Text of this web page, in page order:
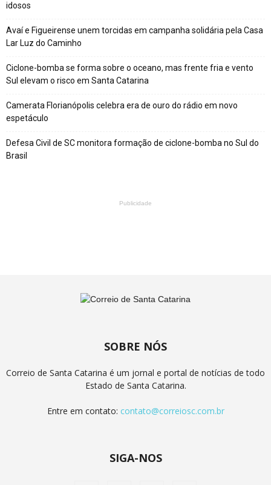
idosos
Avaí e Figueirense unem torcidas em campanha solidária pela Casa
Lar Luz do Caminho
Ciclone-bomba se forma sobre o oceano, mas frente fria e vento
Sul elevam o risco em Santa Catarina
Camerata Florianópolis celebra era de ouro do rádio em novo
espetáculo
Defesa Civil de SC monitora formação de ciclone-bomba no Sul do
Brasil
Publicidade
SOBRE NÓS
Correio de Santa Catarina é um jornal e portal de notícias de todo
Estado de Santa Catarina.
Entre em contato: contato@correiosc.com.br
SIGA-NOS